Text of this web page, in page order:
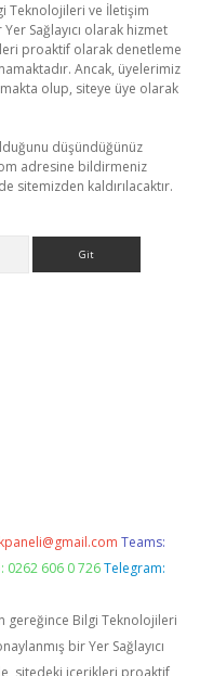
Teknolojileri ve İletişim
Sağlayıcı olarak hizmet
proaktif olarak denetleme
Ancak, üyelerimiz
olup, siteye üye olarak
düşündüğünüz
adresine bildirmeniz
sitemizden kaldırılacaktır.
Teams:
0262 606 0 726 Telegram:
gereğince Bilgi Teknolojileri
bir Yer Sağlayıcı
sitedeki içerikleri proaktif